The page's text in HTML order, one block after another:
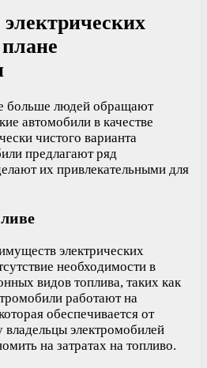
больше людей обращают
автомобили в качестве
чистого варианта
предлагают ряд
их привлекательными для
электрических
необходимости в
видов топлива, таких как
работают на
обеспечивается от
электромобилей
на затратах на топливо.